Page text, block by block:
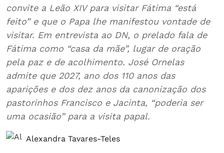
convite a Leão XIV para visitar Fátima “está
feito” e que o Papa lhe manifestou vontade de
visitar. Em entrevista ao DN, o prelado fala de
Fátima como “casa da mãe”, lugar de oração
pela paz e de acolhimento. José Ornelas
admite que 2027, ano dos 110 anos das
aparições e dos dez anos da canonização dos
pastorinhos Francisco e Jacinta, “poderia ser
uma ocasião” para a visita papal.
Alexandra Tavares-Teles